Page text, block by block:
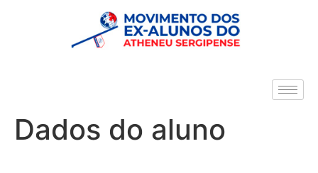
Dados do aluno